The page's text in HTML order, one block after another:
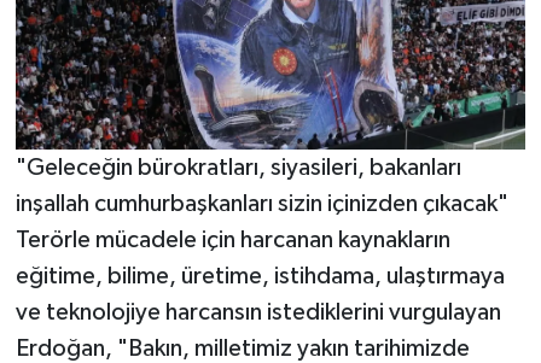
"Geleceğin bürokratları, siyasileri, bakanları
inşallah cumhurbaşkanları sizin içinizden çıkacak"
Terörle mücadele için harcanan kaynakların
eğitime, bilime, üretime, istihdama, ulaştırmaya
ve teknolojiye harcansın istediklerini vurgulayan
Erdoğan, "Bakın, milletimiz yakın tarihimizde